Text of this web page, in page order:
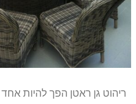
ריהוט גן ראטן הפך להיות